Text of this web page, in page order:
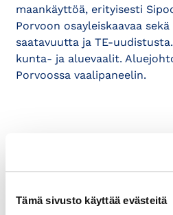
Tämä sivusto käyttää evästeitä
maankäyttöä, erityisesti
Porvoon osayleiskaavaa
saatavuutta ja TE-
kunta- ja aluevaalit.
Porvoossa vaalipaneelin.
Uusi kaupunginjohtaja Jani
(3/2024)